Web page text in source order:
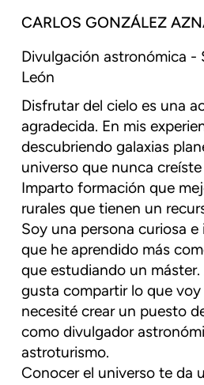
CARLOS GONZÁLEZ
Divulgación astronómica -
León
Disfrutar del cielo es una
agradecida. En mis
descubriendo galaxias
universo que nunca
Imparto formación que
rurales que tienen un
Soy una persona curiosa
que he aprendido más
que estudiando un
gusta compartir lo que
necesité crear un puesto
como divulgador
astroturismo.
Conocer el universo te da